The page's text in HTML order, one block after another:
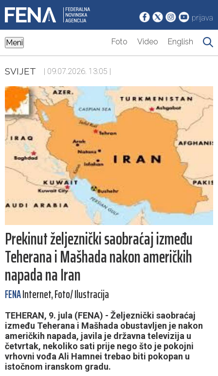
prijava
Meni Foto Video English
SVIJET | 09.07.2026. 13:05 |
Prekinut željeznički saobraćaj između
Teherana i Mašhada nakon američkih
napada na Iran
FENAInternet, Foto/ Ilustracija
TEHERAN, 9. jula (FENA) - Željeznički saobraćaj
između Teherana i Mašhada obustavljen je nakon
američkih napada, javila je državna televizija u
četvrtak, nekoliko sati prije nego što je pokojni
vrhovni vođa Ali Hamnei trebao biti pokopan u
istočnom iranskom gradu.